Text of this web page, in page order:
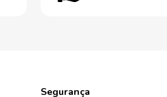
Segurança